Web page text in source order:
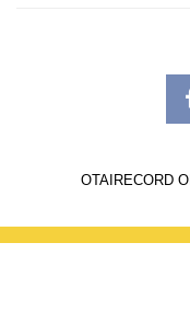
OTAIRECORD